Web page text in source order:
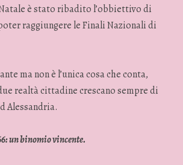
è stato ribadito l’obbiettivo di
raggiungere le Finali Nazionali di
ma non è l’unica cosa che conta,
realtà cittadine crescano sempre di
Alessandria.
un binomio vincente.